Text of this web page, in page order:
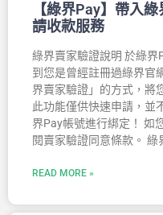
【綠界Pay】帶入
請收款服務
綠界賣家驗證說明 於綠界
到您是曾經註冊過綠界官
界賣家驗證」的方式，將
此功能僅供快速申請，並
界Pay帳號進行綁定！ 如
閱賣家驗證同意條款。 綠
READ MORE »